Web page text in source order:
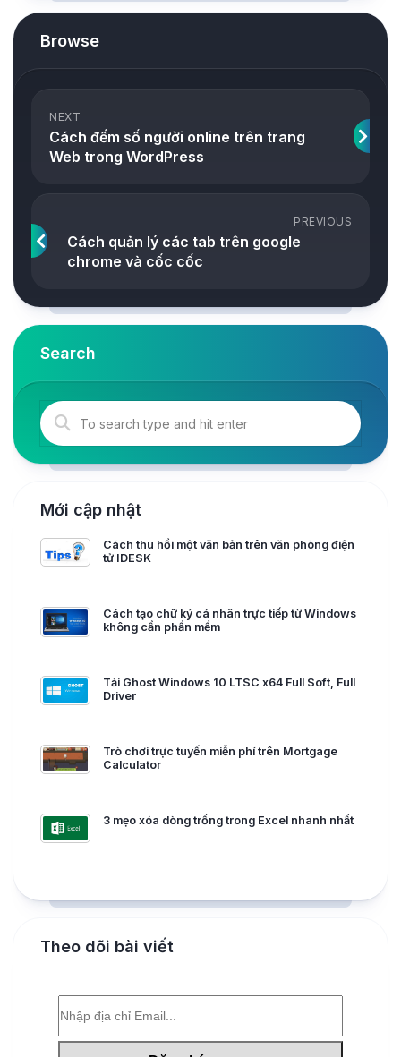
Browse
NEXT
Cách đếm số người online trên trang
Web trong WordPress
PREVIOUS
Cách quản lý các tab trên google
chrome và cốc cốc
Search
Mới cập nhật
Cách thu hồi một văn bản trên văn phòng điện
tử IDESK
Cách tạo chữ ký cá nhân trực tiếp từ Windows
không cần phần mềm
Tải Ghost Windows 10 LTSC x64 Full Soft, Full
Driver
Trò chơi trực tuyến miễn phí trên Mortgage
Calculator
3 mẹo xóa dòng trống trong Excel nhanh nhất
Theo dõi bài viết